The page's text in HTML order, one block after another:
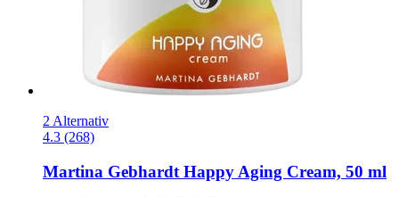
2 Alternativ
4.3 (268)
Martina Gebhardt Happy Aging Cream, 50 ml